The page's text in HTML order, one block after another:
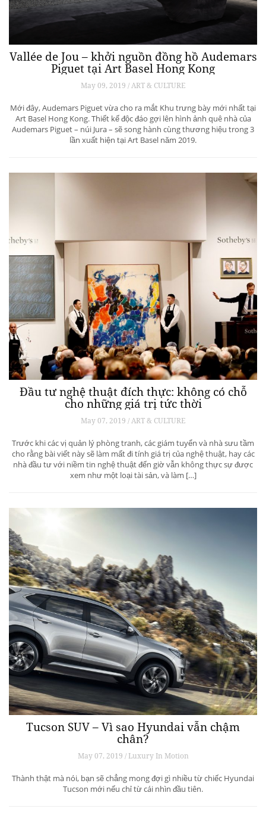
Vallée de Jou – khởi nguồn đồng hồ Audemars
Piguet tại Art Basel Hong Kong
May 09, 2019 / ART & CULTURE
Mới đây, Audemars Piguet vừa cho ra mắt Khu trưng bày mới nhất tại
Art Basel Hong Kong. Thiết kế độc đáo gợi lên hình ảnh quê nhà của
Audemars Piguet – núi Jura – sẽ song hành cùng thương hiệu trong 3
lần xuất hiện tại Art Basel năm 2019.
Đầu tư nghệ thuật đích thực: không có chỗ
cho những giá trị tức thời
May 07, 2019 / ART & CULTURE
Trước khi các vị quản lý phòng tranh, các giám tuyển và nhà sưu tầm
cho rằng bài viết này sẽ làm mất đi tính giá trị của nghệ thuật, hay các
nhà đầu tư với niềm tin nghệ thuật đến giờ vẫn không thực sự được
xem như một loại tài sản, và làm […]
Tucson SUV – Vì sao Hyundai vẫn chậm
chân?
May 07, 2019 / Luxury In Motion
Thành thật mà nói, bạn sẽ chẳng mong đợi gì nhiều từ chiếc Hyundai
Tucson mới nếu chỉ từ cái nhìn đầu tiên.